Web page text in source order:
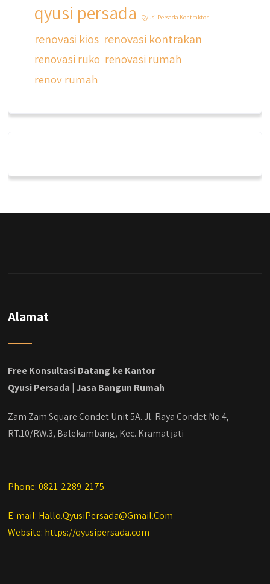
dengan budget 400an, kira kira gimana ya
#kontraktorbekasi #kontraktorinteriorjakarta
#kontraktorbangunanjabodetabek
#jasabangunrumahjabodetabek
qyusi persada Qyusi Persada Kontraktor
renovasi kios renovasi kontrakan
renovasi ruko renovasi rumah
renov rumah
Alamat
Free Konsultasi Datang ke Kantor
Qyusi Persada | Jasa Bangun Rumah
Zam Zam Square Condet Unit 5A. Jl. Raya Condet No.4,
RT.10/RW.3, Balekambang, Kec. Kramat jati
Phone: 0821-2289-2175
E-mail: Hallo.QyusiPersada@Gmail.Com
Website: https://qyusipersada.com